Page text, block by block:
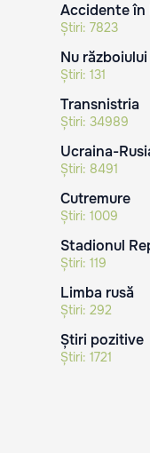
Accidente în
Știri: 7823
Nu războiului
Știri: 131
Transnistria
Știri: 34989
Ucraina-
Știri: 8491
Cutremure
Știri: 1009
Stadionul
Știri: 119
Limba rusă
Știri: 292
Știri pozitive
Știri: 1721